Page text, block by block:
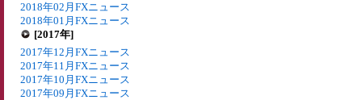
2018年02月FXニュース
2018年01月FXニュース
[2017年]
2017年12月FXニュース
2017年11月FXニュース
2017年10月FXニュース
2017年09月FXニュース